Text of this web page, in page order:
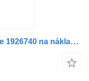
Hadica Țeavă de ulei servodirecție 1926740 na nákladného auta Scania